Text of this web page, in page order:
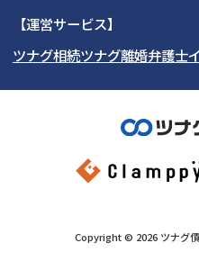
秋田県
福島県
埼玉県
茨城県
愛知県
岐阜県
関西
大阪府
北陸・甲信越
九州・沖縄
会社破産・法人破産
消費者金融・サラ金
【運営サービス】
ツナグ相続ツナグ離婚弁護士
Copyright © 2026 ツナグ